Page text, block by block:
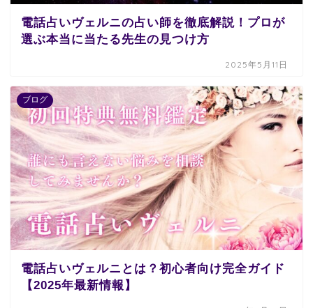
電話占いヴェルニの占い師を徹底解説！プロが
選ぶ本当に当たる先生の見つけ方
2025年5月11日
ブログ
電話占いヴェルニとは？初心者向け完全ガイド
【2025年最新情報】